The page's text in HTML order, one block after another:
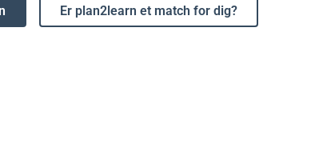
Er plan2learn et match for dig?